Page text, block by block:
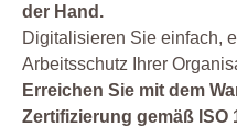
der Hand.
Digitalisieren Sie einfach,
Arbeitsschutz Ihrer
Erreichen Sie mit dem
Zertifizierung gemäß ISO